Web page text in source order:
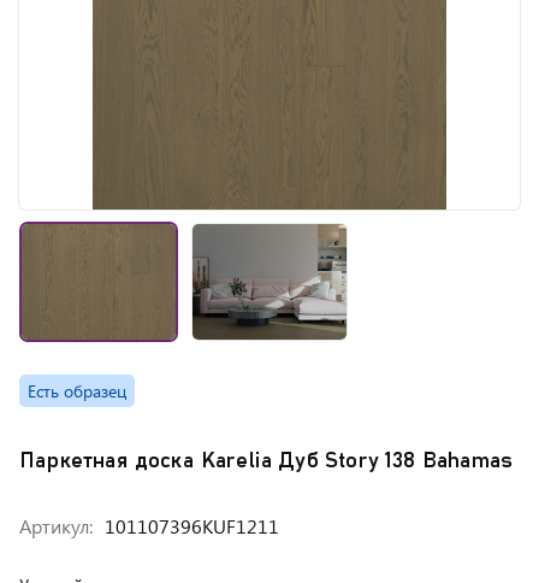
Есть образец
Паркетная доска Karelia Дуб Story 138 Bahamas
Артикул: 101107396KUF1211